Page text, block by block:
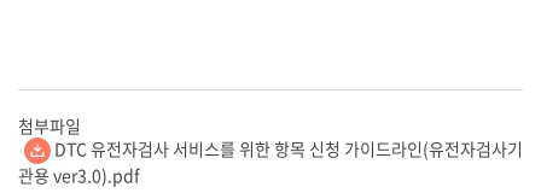
첨부파일
DTC 유전자검사 서비스를 위한 항목 신청 가이드라인(유전자검사기
관용 ver3.0).pdf